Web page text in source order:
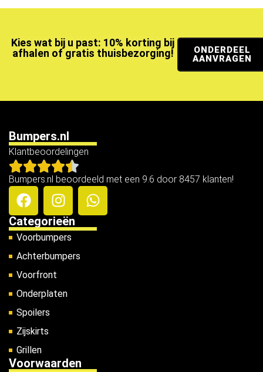
Kies wat bij u past: 10% korting bij
afhalen of gratis thuisbezorging!
ONDERDEEL
AANVRAGEN
Bumpers.nl
Klantbeoordelingen
Bumpers.nl beoordeeld met een 9.6 door 8457 klanten!
Categorieën
Voorbumpers
Achterbumpers
Voorfront
Onderplaten
Spoilers
Zijskirts
Grillen
Voorwaarden